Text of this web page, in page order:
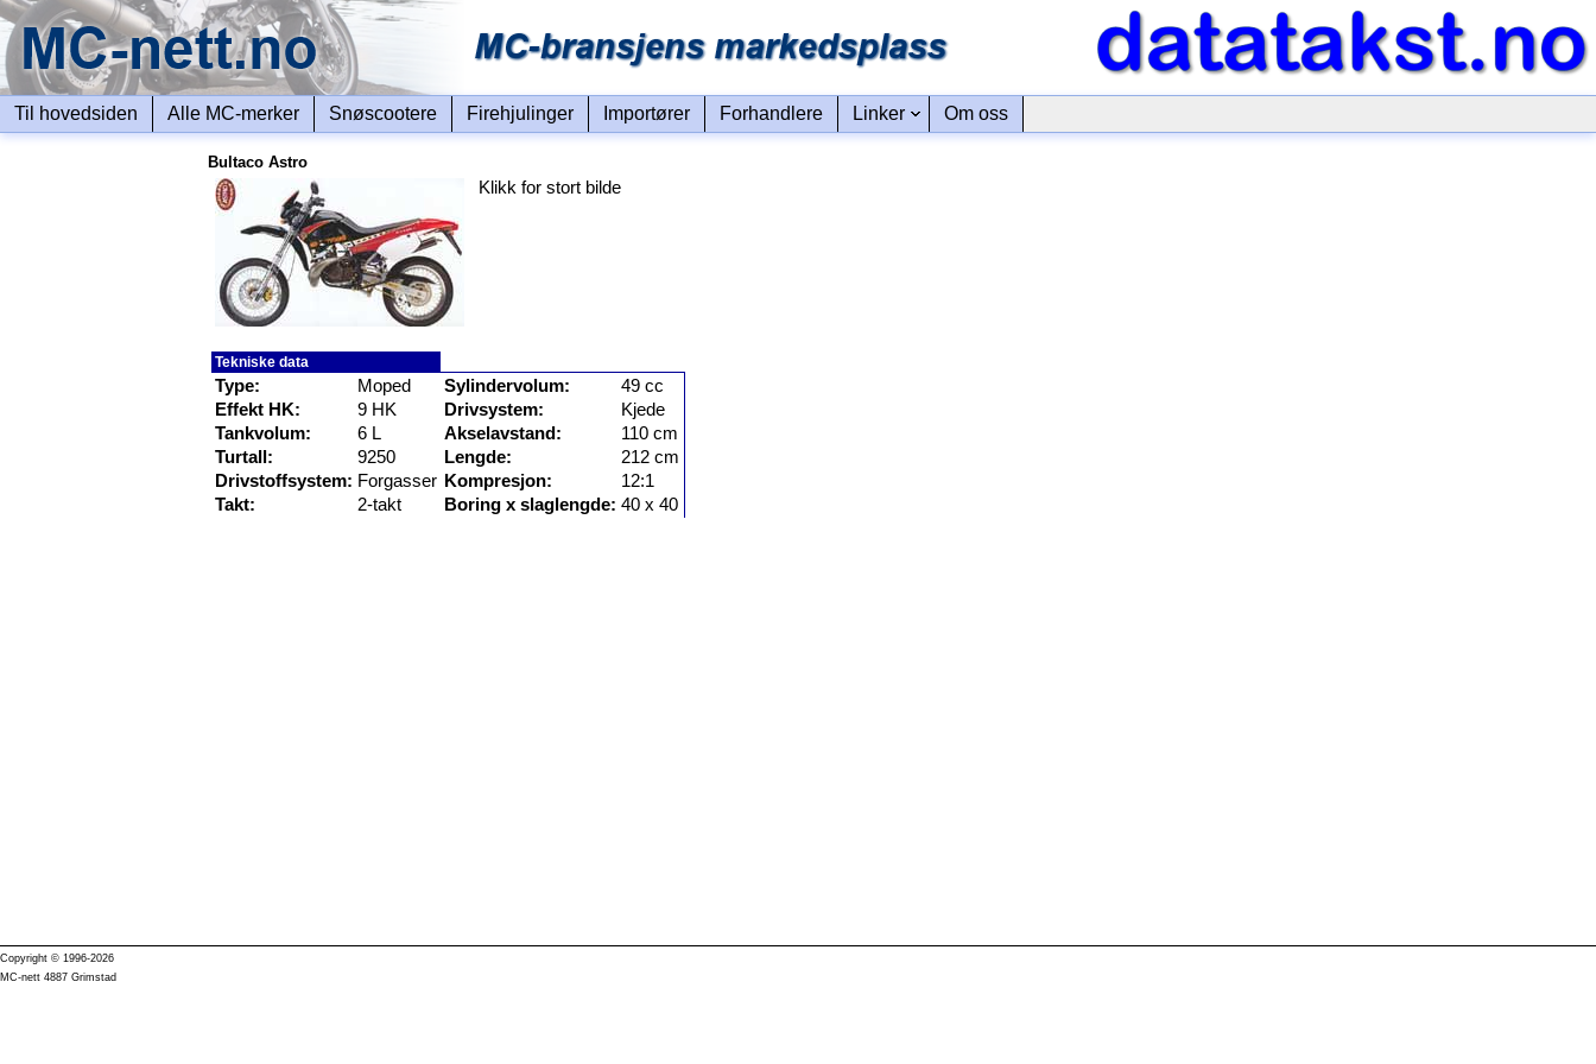
Til hovedsiden Alle MC-merker Snøscootere Firehjulinger Importører Forhandlere Linker Om oss
Bultaco Astro
Klikk for stort bilde
Tekniske data
Type:
Moped
Effekt HK:
9 HK
Tankvolum:
6 L
Turtall:
9250
Drivstoffsystem: Forgasser
Takt:
2-takt
Sylindervolum:
49 cc
Drivsystem:
Kjede
Akselavstand:
110 cm
Lengde:
212 cm
Kompresjon:
12:1
Boring x slaglengde: 40 x 40
Copyright © 1996-2026
MC-nett 4887 Grimstad